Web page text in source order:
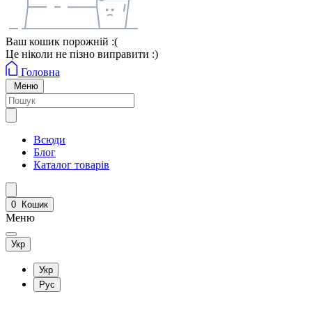
Ваш кошик порожній :(
Це ніколи не пізно виправити :)
Головна
Меню
Всюди
Блог
Каталог товарів
0 Кошик
Меню
Укр
Укр
Рус